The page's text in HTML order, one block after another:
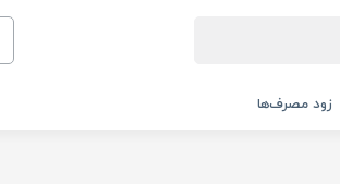
زود مصرف‌ها